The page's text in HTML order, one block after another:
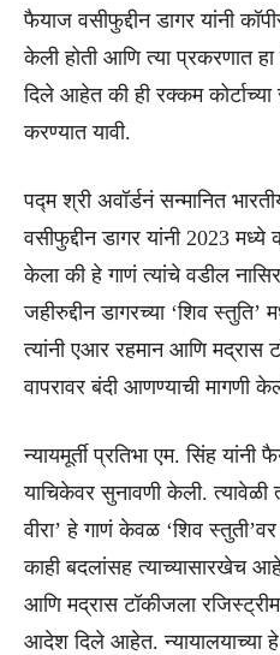
फैयाज वसीफुद्दीन डागर यांनी
केली होती आणि त्या प्रकरणात
दिले आहेत की ही रक्कम
करण्यात यावी.
पद्म श्री अवॉर्डनं सन्मानित
वसीफुद्दीन डागर यांनी 2023 मध्ये
केला की हे गाणं त्यांचे वडील
जहीरुद्दीन डागरच्या ‘शिव
त्यांनी एआर रहमान आणि मद्रास
वापरावर बंदी आणण्याची मागणी
न्यायमूर्ती प्रतिभा एम. सिंह यांनी
याचिकेवर सुनावणी केली. त्यावेळी
वीरा’ हे गाणं केवळ ‘शिव
काही बदलांसह त्याच्यासारखेच
आणि मद्रास टॉकीजला
आदेश दिले आहेत. न्यायालयाच्या